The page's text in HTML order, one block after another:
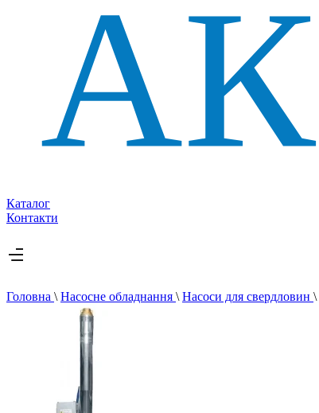
Каталог
Контакти
Головна \ Насосне обладнання \ Насоси для свердловин \